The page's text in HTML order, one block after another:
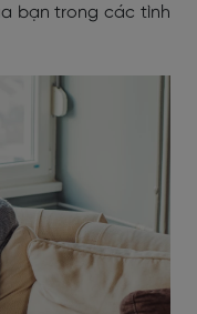
bạn trong các tình